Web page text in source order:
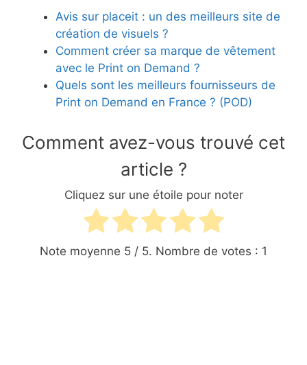
Avis sur placeit : un des meilleurs site de
création de visuels ?
Comment créer sa marque de vêtement
avec le Print on Demand ?
Quels sont les meilleurs fournisseurs de
Print on Demand en France ? (POD)
Comment avez-vous trouvé cet
article ?
Cliquez sur une étoile pour noter
Note moyenne 5 / 5. Nombre de votes : 1